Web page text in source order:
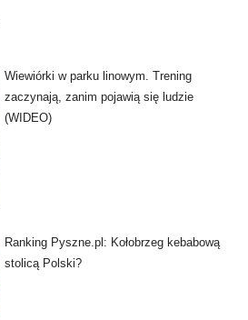
Wiewiórki w parku linowym. Trening
zaczynają, zanim pojawią się ludzie
(WIDEO)
Ranking Pyszne.pl: Kołobrzeg kebabową
stolicą Polski?